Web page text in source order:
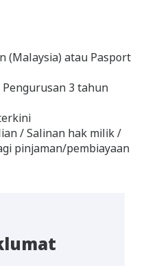
(Malaysia) atau Pasport
3 tahun
/ Salinan hak milik /
pinjaman/pembiayaan